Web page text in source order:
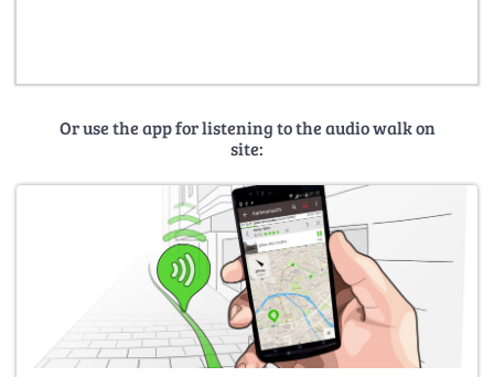
Or use the app for listening to the audio walk on
site: